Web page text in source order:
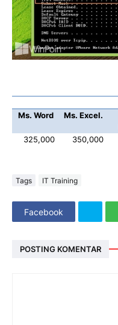
Ms. Word Ms. Excel.
325,000
350,000
Tags IT Training
Facebook
POSTING KOMENTAR